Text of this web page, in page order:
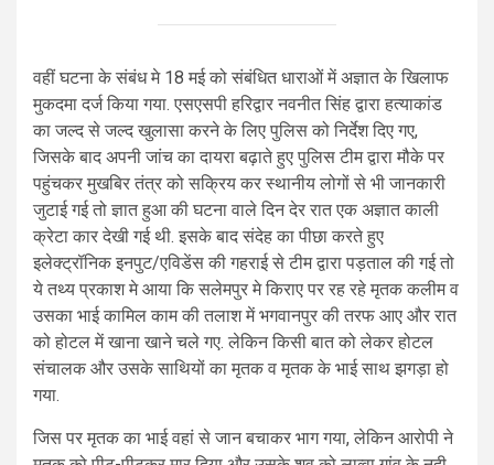
वहीं घटना के संबंध मे 18 मई को संबंधित धाराओं में अज्ञात के खिलाफ
मुकदमा दर्ज किया गया. एसएसपी हरिद्वार नवनीत सिंह द्वारा हत्याकांड
का जल्द से जल्द खुलासा करने के लिए पुलिस को निर्देश दिए गए,
जिसके बाद अपनी जांच का दायरा बढ़ाते हुए पुलिस टीम द्वारा मौके पर
पहुंचकर मुखबिर तंत्र को सक्रिय कर स्थानीय लोगों से भी जानकारी
जुटाई गई तो ज्ञात हुआ की घटना वाले दिन देर रात एक अज्ञात काली
क्रेटा कार देखी गई थी. इसके बाद संदेह का पीछा करते हुए
इलेक्ट्रॉनिक इनपुट/एविडेंस की गहराई से टीम द्वारा पड़ताल की गई तो
ये तथ्य प्रकाश मे आया कि सलेमपुर मे किराए पर रह रहे मृतक कलीम व
उसका भाई कामिल काम की तलाश में भगवानपुर की तरफ आए और रात
को होटल में खाना खाने चले गए. लेकिन किसी बात को लेकर होटल
संचालक और उसके साथियों का मृतक व मृतक के भाई साथ झगड़ा हो
गया.
जिस पर मृतक का भाई वहां से जान बचाकर भाग गया, लेकिन आरोपी ने